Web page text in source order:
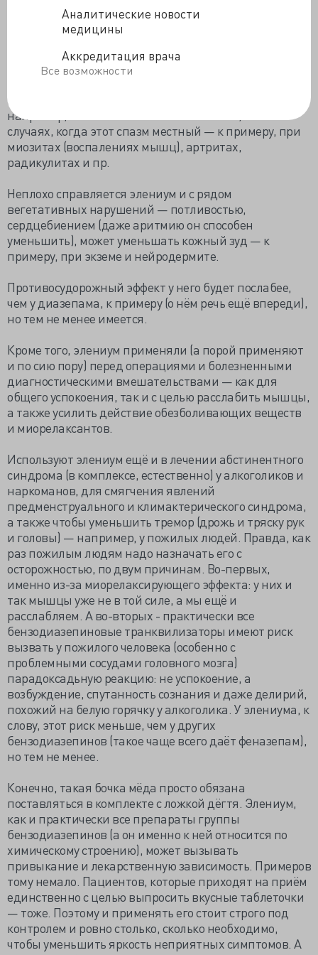
Аналитические новости
медицины
Аккредитация врача
Все возможности
Был отмечен и неплохой миорелаксирующий
(расслабляющий мышцы) эффект, что позволило
применять его при болезненных состояниях,
сопровождающихся спазмом мышц, причём как в тех
нарушении сигналов из «центра» - при поражении,
например, головного или спинного мозга, так и в
случаях, когда этот спазм местный — к примеру, при
миозитах (воспалениях мышц), артритах,
радикулитах и пр.
Неплохо справляется элениум и с рядом
вегетативных нарушений — потливостью,
сердцебиением (даже аритмию он способен
уменьшить), может уменьшать кожный зуд — к
примеру, при экземе и нейродермите.
Противосудорожный эффект у него будет послабее,
чем у диазепама, к примеру (о нём речь ещё впереди),
но тем не менее имеется.
Кроме того, элениум применяли (а порой применяют
и по сию пору) перед операциями и болезненными
диагностическими вмешательствами — как для
общего успокоения, так и с целью расслабить мышцы,
а также усилить действие обезболивающих веществ
и миорелаксантов.
Используют элениум ещё и в лечении абстинентного
синдрома (в комплексе, естественно) у алкоголиков и
наркоманов, для смягчения явлений
предменструального и климактерического синдрома,
а также чтобы уменьшить тремор (дрожь и тряску рук
и головы) — например, у пожилых людей. Правда, как
раз пожилым людям надо назначать его с
осторожностью, по двум причинам. Во-первых,
именно из-за миорелаксирующего эффекта: у них и
так мышцы уже не в той силе, а мы ещё и
расслабляем. А во-вторых - практически все
бензодиазепиновые транквилизаторы имеют риск
вызвать у пожилого человека (особенно с
проблемными сосудами головного мозга)
парадоксадьную реакцию: не успокоение, а
возбуждение, спутанность сознания и даже делирий,
похожий на белую горячку у алкоголика. У элениума, к
слову, этот риск меньше, чем у других
бензодиазепинов (такое чаще всего даёт феназепам),
но тем не менее.
Конечно, такая бочка мёда просто обязана
поставляться в комплекте с ложкой дёгтя. Элениум,
как и практически все препараты группы
бензодиазепинов (а он именно к ней относится по
химическому строению), может вызывать
привыкание и лекарственную зависимость. Примеров
тому немало. Пациентов, которые приходят на приём
единственно с целью выпросить вкусные таблеточки
— тоже. Поэтому и применять его стоит строго под
контролем и ровно столько, сколько необходимо,
чтобы уменьшить яркость неприятных симптомов. А